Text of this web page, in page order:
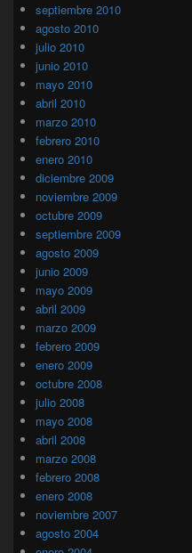
septiembre 2010
agosto 2010
julio 2010
junio 2010
mayo 2010
abril 2010
marzo 2010
febrero 2010
enero 2010
diciembre 2009
noviembre 2009
octubre 2009
septiembre 2009
agosto 2009
junio 2009
mayo 2009
abril 2009
marzo 2009
febrero 2009
enero 2009
octubre 2008
julio 2008
mayo 2008
abril 2008
marzo 2008
febrero 2008
enero 2008
noviembre 2007
agosto 2004